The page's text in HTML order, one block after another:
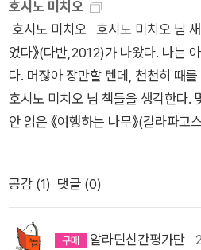
이어도 선정되다니 무라카미는 대단
도 작파하고 사진을 하게 된다.동물
은 관점으로 알래스카의 자연과 동
ional Geographic','Audubon'등에
지역과 미국 카네기 자연역사박물
년 8월 8일 취재차 방문한 시베리아
불곰의 습격으로 갑자기 세상을 떠
지 않는 것에 가치를 둘 줄 아는 사회
에서 보이지 않는 생명의 기척이
호시노 미치오
호시노 미치오 호시노 미치오 님
었다》(다반,2012)가 나왔다. 나는
다. 머잖아 장만할 텐데, 천천히 때
호시노 미치오 님 책들을 생각한다.
안 읽은 《여행하는 나무》(갈라파
《여행하는 나무》를 몇 해 앞서 장
껴 두었다. 금세 읽기엔 서운했다. 《
읽었기에, 《여행하는 나무》는 한
공감 (1) 댓글 (0)
알라딘신간평가단